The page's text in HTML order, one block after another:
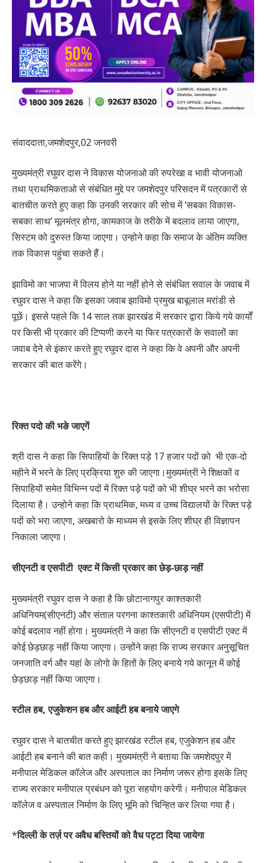
संवाददाता,जमशेदपुर,02 जनवरी
मुख्यमंत्री रघुवर दास ने विकास योजनाओ की रुपरेखा व भावी योजनाओ
तथा प्राथमिकताओ से संबंधित मुद्दे पर जमशेदपुर परिसदन में पत्रकारों से
बातचीत करते हुए कहा कि उनकी सरकार की सोच में ’सबका विकास-
सबका साथ’ मूलमंत्र होगा, कामकाज के तरीके में बदलाव लाया जाएगा,
सिस्टम को दुरुस्त किया जाएगा। उन्होने कहा कि समाज के अंतिम व्यक्ति
तक विकास पहुंचा सकते हैं।
झाविमो का भाजपा में विलय होने या नहीं होने से संबंधित सवाल के जवाब में
रघुवर दास ने कहा कि इसका जवाब झाविमो प्रमुख बाबूलाल मरांडी से
पूछें। इससे पहले कि 14 साल तक झारखंड में सरकार द्वारा किये गये कार्यों
पर किसी भी प्रकार की टिप्पणी करने या फिर पत्रकारों के सवालों का
जवाब देने से इंकार करते हुए रघुवर दास ने कहा कि वे अपनी और अपनी
सरकार की बात करेंगे।
रिक्त पदो की भङे जाएगें
श्री दास ने कहा कि सिपाहियों के रिक्त पड़े 17 हजार पदों को भी एक-दो
महीने में भरने के लिए प्रक्रिया शुरु की जाएगा।मुख्यमंत्री ने शिक्षकों व
सिपाहियों समेत विभिन्न पदों में रिक्त पड़े पदों को भी शीघ्र भरने का भरोसा
दिलाया है। उन्होने कहा कि प्राथमिक, मध्य व उच्च विद्यालयों के रिक्त पड़े
पदों को भरा जाएगा, अखबारो के माध्यम से इसके लिए शीघ्र ही विज्ञापन
निकाला जाएगा।
सीएनटी व एसपीटी एक्ट में किसी प्रकार का छेड़-छाड़ नहीं
मुख्यमंत्री रघुवर दास ने कहा है कि छोटानागपुर काश्तकारी
अधिनियम(सीएनटी) और संताल परगना काश्तकारी अधिनियम (एसपीटी) में
कोई बदलाव नहीं होगा। मुख्यमंत्री ने कहा कि सीएनटी व एसपीटी एक्ट में
कोई छेड़छाड़ नहीं किया जाएगा। उन्होंने कहा कि राज्य सरकार अनुसूचित
जनजाति वर्ग और यहां के लोगो के हितों के लिए बनाये गये कानून में कोई
छेड़छाड़ नहीं किया जाएगा।
स्टील हब,एजुकेशन हब और आईटी हब बनाये जाएगे
रघुवर दास ने बातचीत करते हुए झारखंड स्टील हब, एजुकेशन हब और
आईटी हब बनाने की बात कही। मुख्यमंत्री ने बताया कि जमशेदपुर में
मनीपाल मेडिकल कॉलेज और अस्पताल का निर्माण जरूर होगा इसके लिए
राज्य सरकार मनीपाल प्रबंधन को पूरा सहयोग करेगी। मनीपाल मेडिकल
कॉलेज व अस्पताल निर्माण के लिए भूमि को चिन्हित कर लिया गया है।
*दिल्ली के तर्ज़ पर अवैधबस्तियों को वैध पट्टा दिया जायेगा